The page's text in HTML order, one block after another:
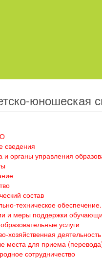
юношеская
сведения
и органы управления
состав
техническое
и меры поддержки
услуги
хозяйственная деятельность
места для приема
сотрудничество